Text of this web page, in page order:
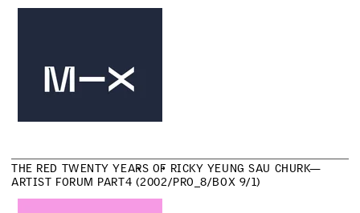
THE RED TWENTY YEARS OF RICKY YEUNG SAU CHURK—
ARTIST FORUM PART4 (2002/PRO _8/BOX 9/1)